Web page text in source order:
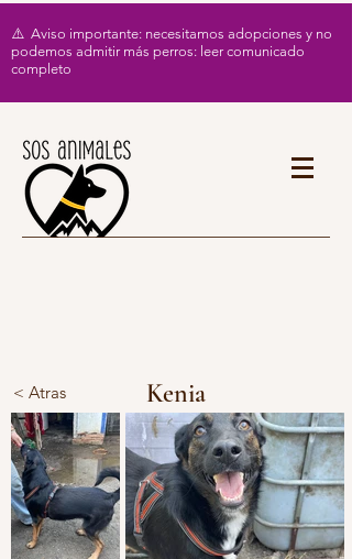
⚠️ Aviso importante: necesitamos adopciones y no
podemos admitir más perros: leer comunicado
completo
Kenia
< Atras